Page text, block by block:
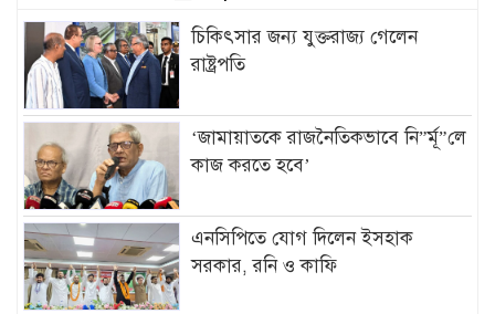
চিকিৎসার জন্য যুক্তরাজ্য গেলেন
রাষ্ট্রপতি
‘জামায়াতকে রাজনৈতিকভাবে নি”র্মূ”লে
কাজ করতে হবে’
এনসিপিতে যোগ দিলেন ইসহাক
সরকার, রনি ও কাফি